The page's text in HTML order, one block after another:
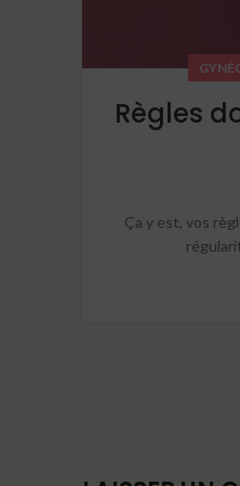
Règles
Ça y est, vos